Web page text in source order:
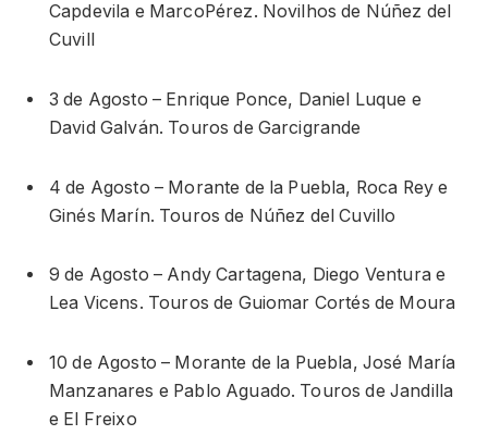
Capdevila e MarcoPérez. Novilhos de Núñez del
Cuvill
3 de Agosto – Enrique Ponce, Daniel Luque e
David Galván. Touros de Garcigrande
4 de Agosto – Morante de la Puebla, Roca Rey e
Ginés Marín. Touros de Núñez del Cuvillo
9 de Agosto – Andy Cartagena, Diego Ventura e
Lea Vicens. Touros de Guiomar Cortés de Moura
10 de Agosto – Morante de la Puebla, José María
Manzanares e Pablo Aguado. Touros de Jandilla
e El Freixo